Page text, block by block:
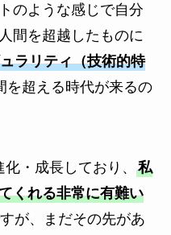
のような感じで自分
間を超越したものに
ラリティ（技術的特
を超える時代が来るの
・成長しており、 私
くれる非常に有難い
が、まだその先があ